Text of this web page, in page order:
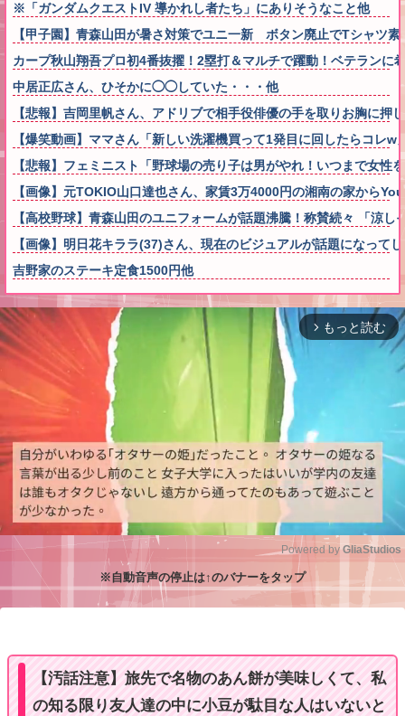
※「ガンダムクエストIV 導かれし者たち」にありそうなこと他
【甲子園】青森山田が暑さ対策でユニ一新 ボタン廃止でTシャツ
カープ秋山翔吾プロ初4番抜擢！2塁打＆マルチで躍動！ベテランに
中居正広さん、ひそかに◯◯していた・・・他
【悲報】吉岡里帆さん、アドリブで相手役俳優の手を取りお胸に押
【爆笑動画】ママさん「新しい洗濯機買って1発目に回したらコ
【悲報】フェミニスト「野球場の売り子は男がやれ！いつまで女性
【画像】元TOKIO山口達也さん、家賃3万4000円の湘南の家から
【高校野球】青森山田のユニフォームが話題沸騰！称賛続々 「涼
【画像】明日花キララ(37)さん、現在のビジュアルが話題になって
吉野家のステーキ定食1500円他
arrow_forward_ios もっと読む
M
Powered by GliaStudios
※自動音声の停止は↑のバナーをタップ
【汚話注意】旅先で名物のあん餅が美味しくて、私
の知る限り友人達の中に小豆が駄目な人はいないと